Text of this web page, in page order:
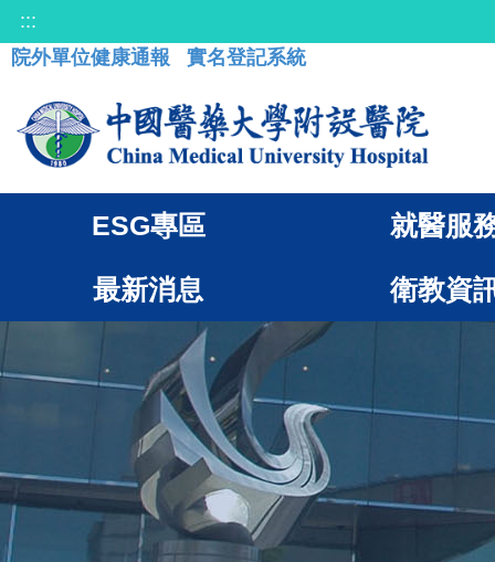
:::
院外單位健康通報
實名登記系統
ESG專區 就醫服
最新消息 衛教資